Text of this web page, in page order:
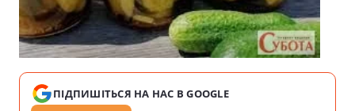
ПІДПИШІТЬСЯ НА НАС В GOOGLE